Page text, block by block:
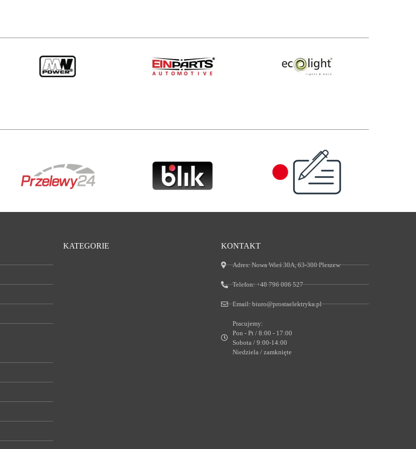
KATEGORIE KONTAKT
Adres:Nowa Wieś 30A, 63-300 Pleszew
Telefon:+48 796 006 527
Email:biuro@prostaelektryka.pl
Pracujemy:
Pon - Pt / 8:00 - 17:00
Sobota / 9:00-14:00
Niedziela / zamknięte